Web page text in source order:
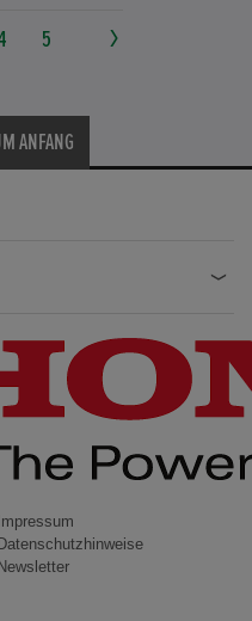
5
ANFANG
Impressum
Datenschutzhinweise
Newsletter